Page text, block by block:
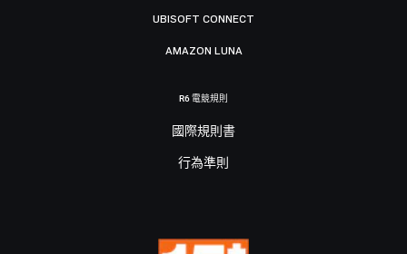
UBISOFT CONNECT
AMAZON LUNA
R6 電競規則
國際規則書
行為準則